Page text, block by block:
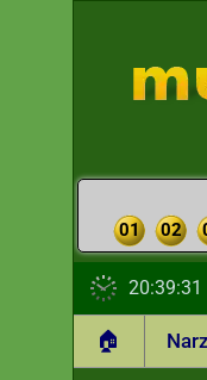
01
02
20:39:31
🏠